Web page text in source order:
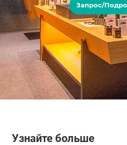
Запрос/
Узнайте больше